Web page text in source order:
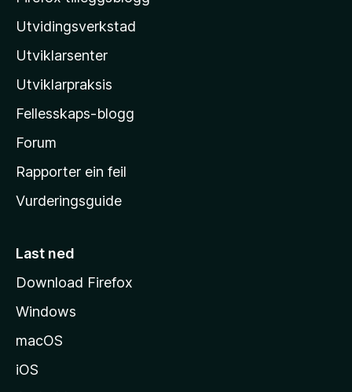
l
l
-
h
e
m
s
d
a
Utvidingsverkstad
Utviklarsenter
Utviklarpraksis
Fellesskaps-blogg
Forum
Rapporter ein feil
Vurderingsguide
Last ned
Download Firefox
Windows
macOS
iOS